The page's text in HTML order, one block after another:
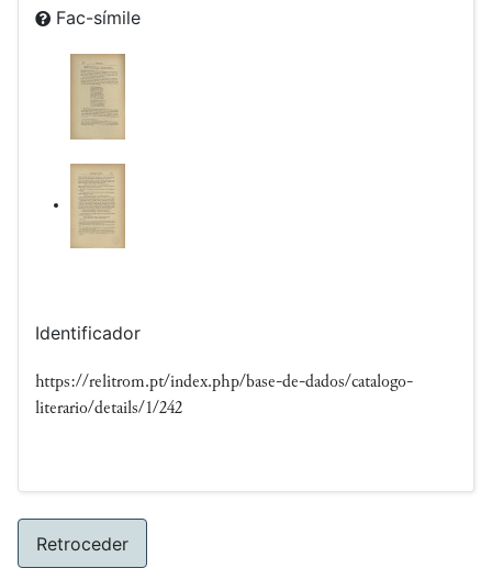
Fac-símile
Identificador
https://relitrom.pt/index.php/base-de-dados/catalogo-
literario/details/1/242
Retroceder